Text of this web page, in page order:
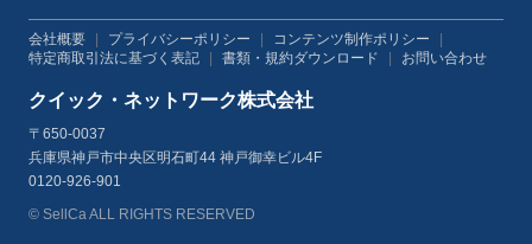
会社概要 プライバシーポリシー コンテンツ制作ポリシー
特定商取引法に基づく表記
書類・規約ダウンロード お問い合わせ
クイック・ネットワーク株式会社
〒650-0037
兵庫県神戸市中央区明石町44 神戸御幸ビル4F
0120-926-901
© SellCa ALL RIGHTS RESERVED